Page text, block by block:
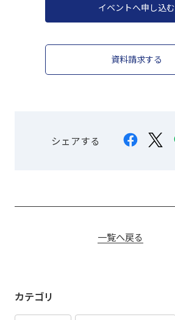
イベントへ申し込む
資料請求する
シェアする
一覧へ戻る
カテゴリ